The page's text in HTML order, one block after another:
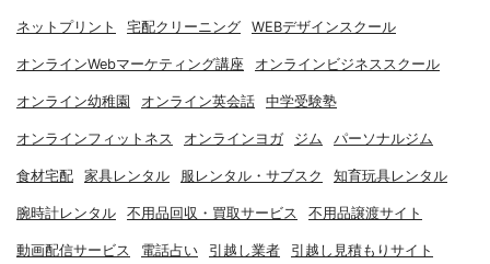
ネットプリント 宅配クリーニング WEBデザインスクール
オンラインWebマーケティング講座 オンラインビジネススクール
オンライン幼稚園 オンライン英会話 中学受験塾
オンラインフィットネス オンラインヨガ ジム パーソナルジム
食材宅配 家具レンタル 服レンタル・サブスク 知育玩具レンタル
腕時計レンタル 不用品回収・買取サービス 不用品譲渡サイト
動画配信サービス 電話占い 引越し業者 引越し見積もりサイト